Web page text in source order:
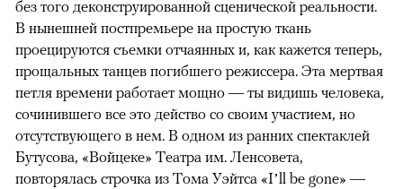
без того деконструированной сценической реальности.
В нынешней постпремьере на простую ткань
проецируются съемки отчаянных и, как кажется теперь,
прощальных танцев погибшего режиссера. Эта мертвая
петля времени работает мощно — ты видишь человека,
сочинившего все это действо со своим участием, но
отсутствующего в нем. В одном из ранних спектаклей
Бутусова, «Войцеке» Театра им. Ленсовета,
повторялась строчка из Тома Уэйтса «I’ll be gone» —